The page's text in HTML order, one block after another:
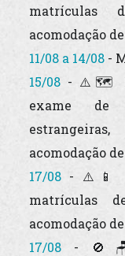
matrículas
acomodação
11/08 a 14/08-
15/08- ⚠️🗺️
exame de
acomodação
17/08- ⚠️📱
matrículas
acomodação
17/08- 🚫🪑